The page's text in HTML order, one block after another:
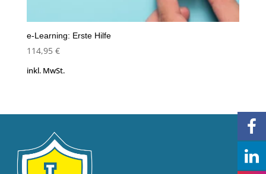
e-Learning: Erste Hilfe
114,95 €
inkl. MwSt.